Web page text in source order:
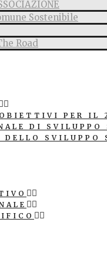
Sostenibile
Road
PER IL
DI SVILUPPO
DELLO SVILUPPO